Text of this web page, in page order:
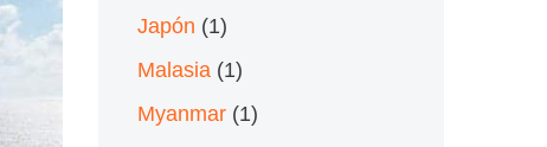
Japón (1)
Malasia(1)
Myanmar(1)